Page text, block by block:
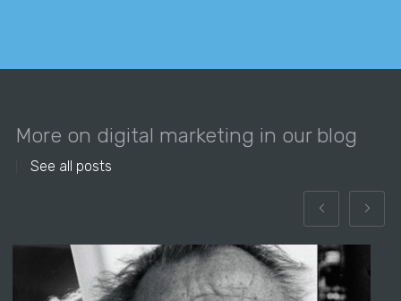
More on digital marketing in our blog
See all posts